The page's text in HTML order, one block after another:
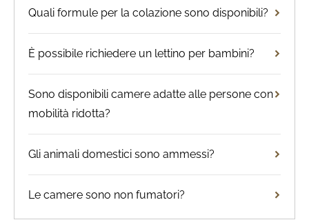
Quali formule per la colazione sono disponibili?
È possibile richiedere un lettino per bambini?
Sono disponibili camere adatte alle persone con
mobilità ridotta?
Gli animali domestici sono ammessi?
Le camere sono non fumatori?